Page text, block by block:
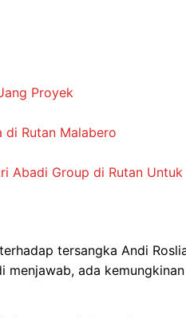
Proyek
di Rutan Malabero
Abadi Group di Rutan
tersangka Andi
menjawab, ada